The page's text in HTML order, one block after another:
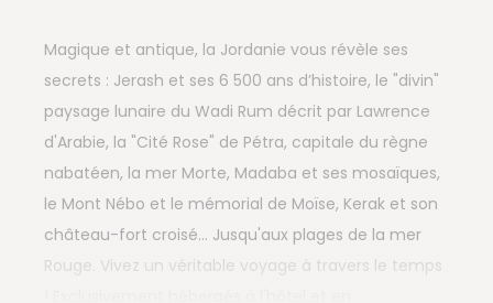
Magique et antique, la Jordanie vous révèle ses
secrets : Jerash et ses 6 500 ans d’histoire, le "divin"
paysage lunaire du Wadi Rum décrit par Lawrence
d'Arabie, la "Cité Rose" de Pétra, capitale du règne
nabatéen, la mer Morte, Madaba et ses mosaïques,
le Mont Nébo et le mémorial de Moïse, Kerak et son
château-fort croisé… Jusqu'aux plages de la mer
Rouge. Vivez un véritable voyage à travers le temps